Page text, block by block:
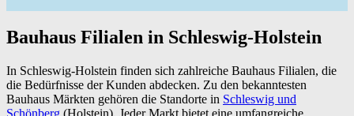
Bauhaus Filialen in Schleswig-Holstein
In Schleswig-Holstein finden sich zahlreiche Bauhaus Filialen, die
die Bedürfnisse der Kunden abdecken. Zu den bekanntesten
Bauhaus Märkten gehören die Standorte in Schleswig und